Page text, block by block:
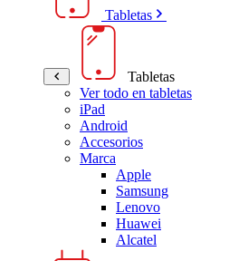
Tabletas
Tabletas
Ver todo en tabletas
iPad
Android
Accesorios
Marca
Apple
Samsung
Lenovo
Huawei
Alcatel